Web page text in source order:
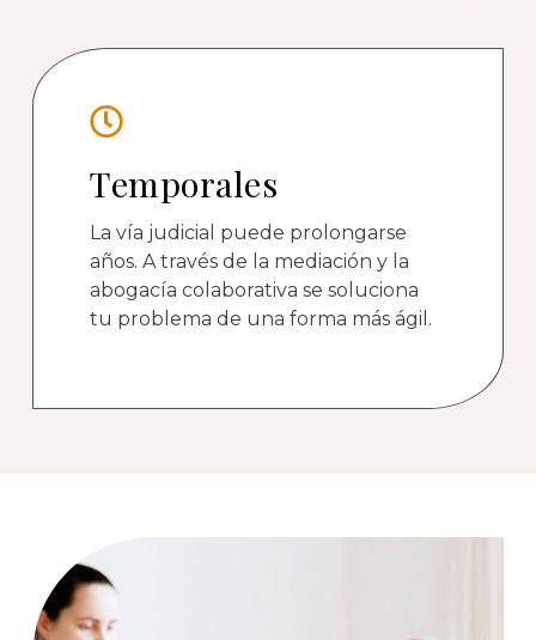
Temporales
La vía judicial puede prolongarse
años. A través de la mediación y la
abogacía colaborativa se soluciona
tu problema de una forma más ágil.